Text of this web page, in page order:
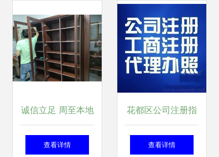
服务
解析 以投资咨询服
务为焦点
诚信立足 周至本地
搬家公司如何用诚
查看详情
花都区公司注册指
南 从花东物流到狮
查看详情